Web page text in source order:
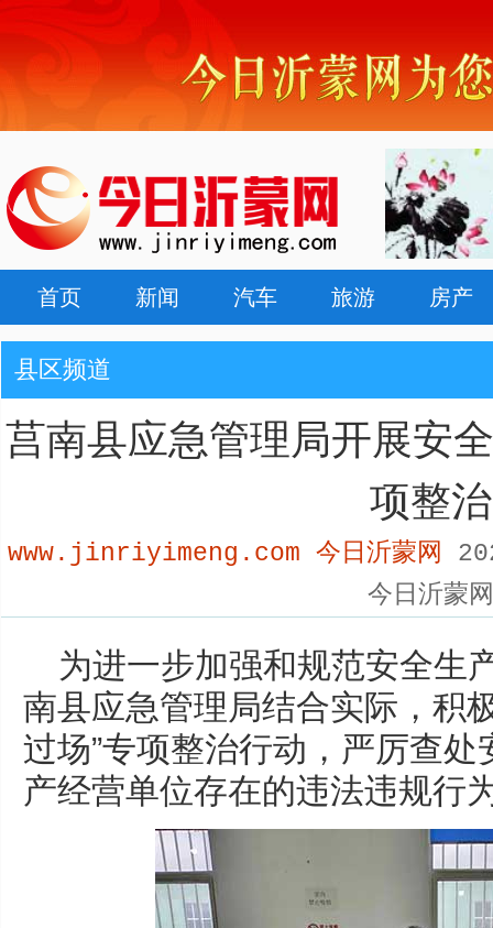
首页 新闻 汽车 旅游 房产
县区频道
莒南县应急管理局开展安
项整治
www.jinriyimeng.com 今日沂蒙网
今日沂蒙网
为进一步加强和规范安全生
南县应急管理局结合实际，积
过场”专项整治行动，严厉查
产经营单位存在的违法违规行